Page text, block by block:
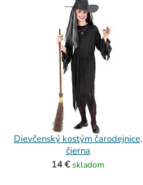
Dievčenský kostým čarodejnice,
čierna
14 €skladom